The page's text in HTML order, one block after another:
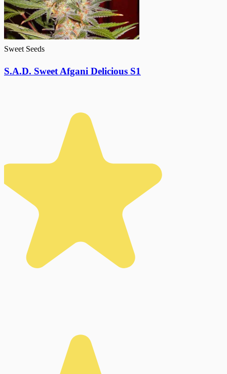
Sweet Seeds
S.A.D. Sweet Afgani Delicious S1